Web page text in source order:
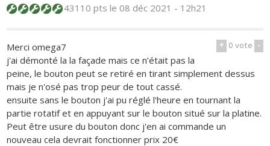
43110 ptsle 08 déc 2021 - 12h21
+ 0vote -
Merci omega7
j'ai démonté la la façade mais ce n’était pas la
peine, le bouton peut se retiré en tirant simplement dessus
mais je n'osé pas trop peur de tout cassé.
ensuite sans le bouton j'ai pu réglé l'heure en tournant la
partie rotatif et en appuyant sur le bouton situé sur la platine.
Peut être usure du bouton donc j'en ai commande un
nouveau cela devrait fonctionner prix 20€